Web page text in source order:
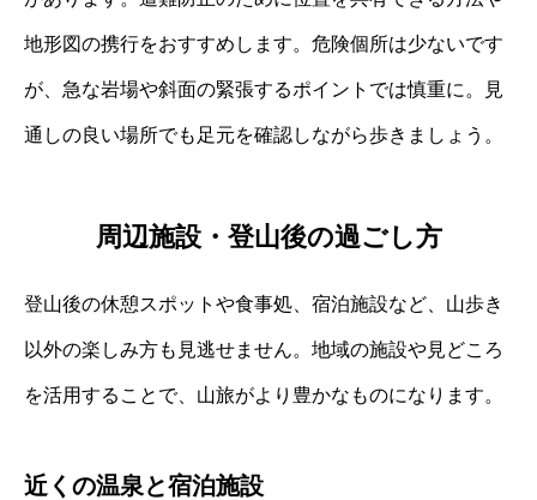
地形図の携行をおすすめします。危険個所は少ないです
が、急な岩場や斜面の緊張するポイントでは慎重に。見
通しの良い場所でも足元を確認しながら歩きましょう。
周辺施設・登山後の過ごし方
登山後の休憩スポットや食事処、宿泊施設など、山歩き
以外の楽しみ方も見逃せません。地域の施設や見どころ
を活用することで、山旅がより豊かなものになります。
近くの温泉と宿泊施設